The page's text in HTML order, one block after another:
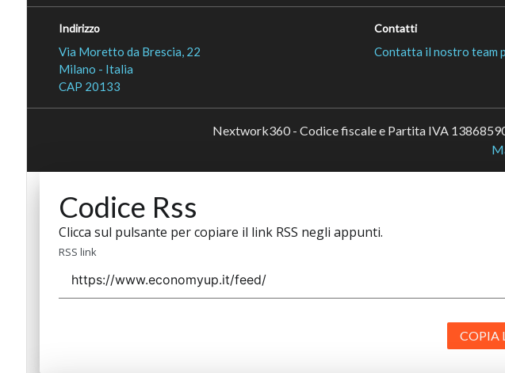
Indirizzo
Via Moretto da Brescia, 22
Milano - Italia
CAP 20133
Contatti
Contatta il nostro team
Nextwork360 - Codice fiscale e Partita IVA
Codice Rss
Clicca sul pulsante per copiare il link RSS negli appunti.
RSS link
COPIA